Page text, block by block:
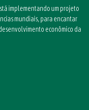
implementando um projeto
mundiais, para encantar
econômico da